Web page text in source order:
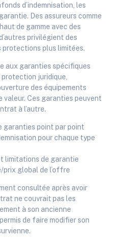
d’indemnisation, les
Des assureurs comme
de gamme avec des
privilégient des
protections plus limitées.
aux garanties spécifiques
juridique,
des équipements
valeur. Ces garanties peuvent
à l’autre.
garanties point par point
pour chaque type
limitations de garantie
prix global de l’offre
consultée après avoir
ne couvrait pas les
à son ancienne
de faire modifier son